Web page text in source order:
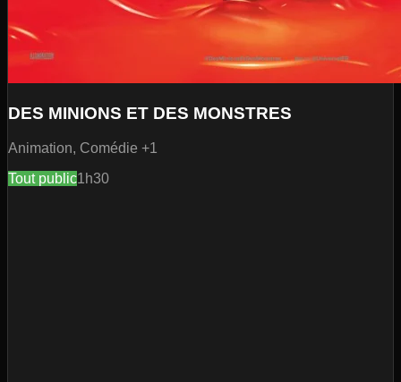
DES MINIONS ET DES MONSTRES
Animation, Comédie +1
Tout public1h30